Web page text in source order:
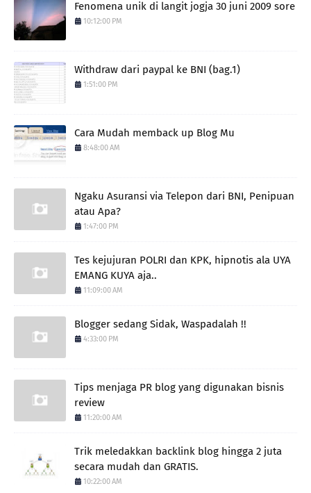
Fenomena unik di langit jogja 30 juni 2009 sore
10:12:00 PM
Withdraw dari paypal ke BNI (bag.1)
1:51:00 PM
Cara Mudah memback up Blog Mu
8:48:00 AM
Ngaku Asuransi via Telepon dari BNI, Penipuan
atau Apa?
1:47:00 PM
Tes kejujuran POLRI dan KPK, hipnotis ala UYA
EMANG KUYA aja..
11:09:00 AM
Blogger sedang Sidak, Waspadalah !!
4:33:00 PM
Tips menjaga PR blog yang digunakan bisnis
review
11:20:00 AM
Trik meledakkan backlink blog hingga 2 juta
secara mudah dan GRATIS.
10:22:00 AM